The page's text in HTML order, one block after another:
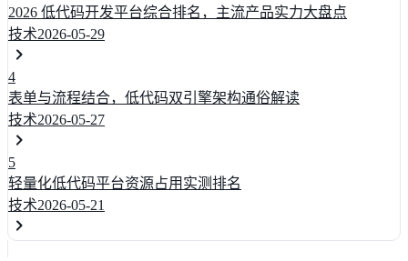
2026 低代码开发平台综合排名，主流产品实力大盘点
技术2026-05-29
4
表单与流程结合，低代码双引擎架构通俗解读
技术2026-05-27
5
轻量化低代码平台资源占用实测排名
技术2026-05-21